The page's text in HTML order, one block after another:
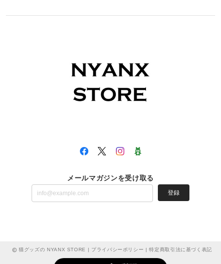
メールマガジンを受け取る
登録
猫グッズの NYANX STORE | プライバシーポリシー |特定商取引法に基づく表記